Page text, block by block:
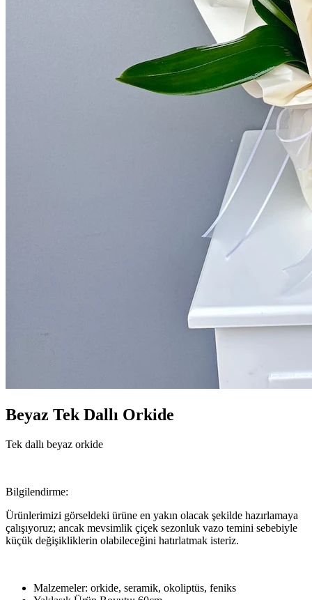
Beyaz Tek Dallı Orkide
Tek dallı beyaz orkide
Bilgilendirme:
Ürünlerimizi görseldeki ürüne en yakın olacak şekilde hazırlamaya
çalışıyoruz; ancak mevsimlik çiçek sezonluk vazo temini sebebiyle
küçük değişikliklerin olabileceğini hatırlatmak isteriz.
Malzemeler: orkide, seramik, okoliptüs, feniks